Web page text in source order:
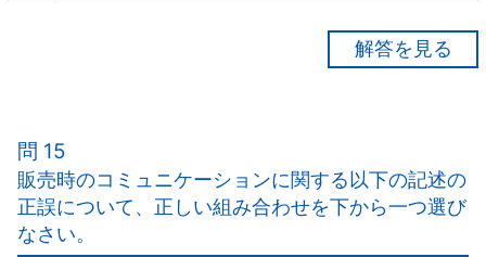
少量の医薬品の投与であっても、発がん作用、胎児毒
性や組織・臓器の機能不全を「生じる場合もある」。
イ○
ウ×
製造販売後の調査及び試験の実施基準として「Good
問 15
販売時のコミュニケーションに関する以下の記述の
正誤について、正しい組み合わせを下から一つ選び
なさい。